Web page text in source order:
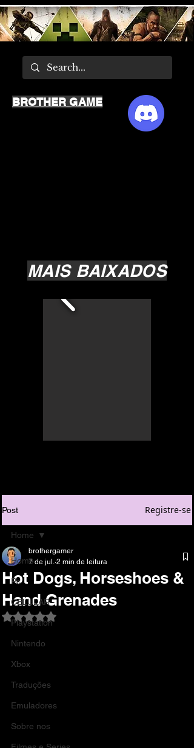
MAIS BAIXADOS
BROTHER GAME
Post Registre-se
Home
Pc
CELULAR
Playstation
Nintendo
Xbox
Traduções
Emuladores
Sobre nos
Home
Hot Dogs, Horseshoes &
Hand Grenades
brothergamer
7 de jul. 2 min de leitura
Avaliado com NaN de 5 estrelas.